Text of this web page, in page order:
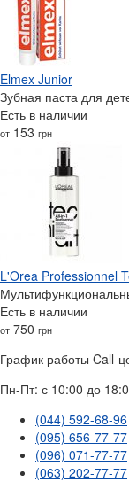
Elmex Junior
Зубная паста для
Есть в наличии
от 153 грн
L'Orea Professionnel
Есть в наличии
от 750 грн
График работы Call-
Пн-Пт: с 10:00 до
(044) 592-68-96
(095) 656-77-77
(096) 071-77-77
(063) 202-77-77